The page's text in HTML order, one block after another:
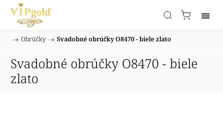
/ Obrúčky / Svadobné obrúčky O8470 - biele zlato
Svadobné obrúčky O8470 - biele
zlato